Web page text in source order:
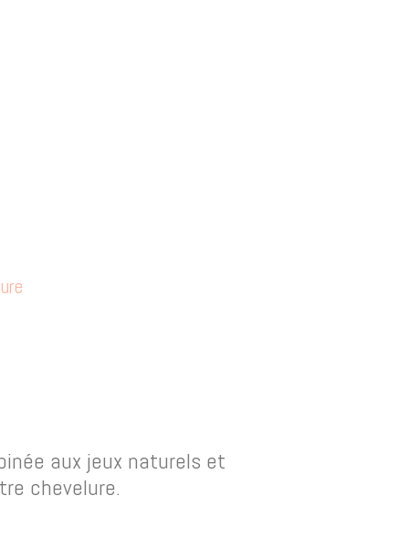
aux jeux naturels et
chevelure.